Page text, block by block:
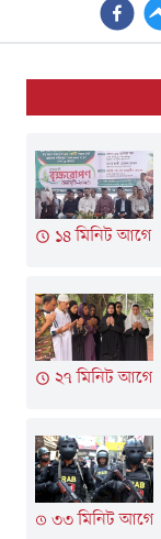
১৪ মিনিট আগে
২৭ মিনিট আগে
৩৩ মিনিট আগে